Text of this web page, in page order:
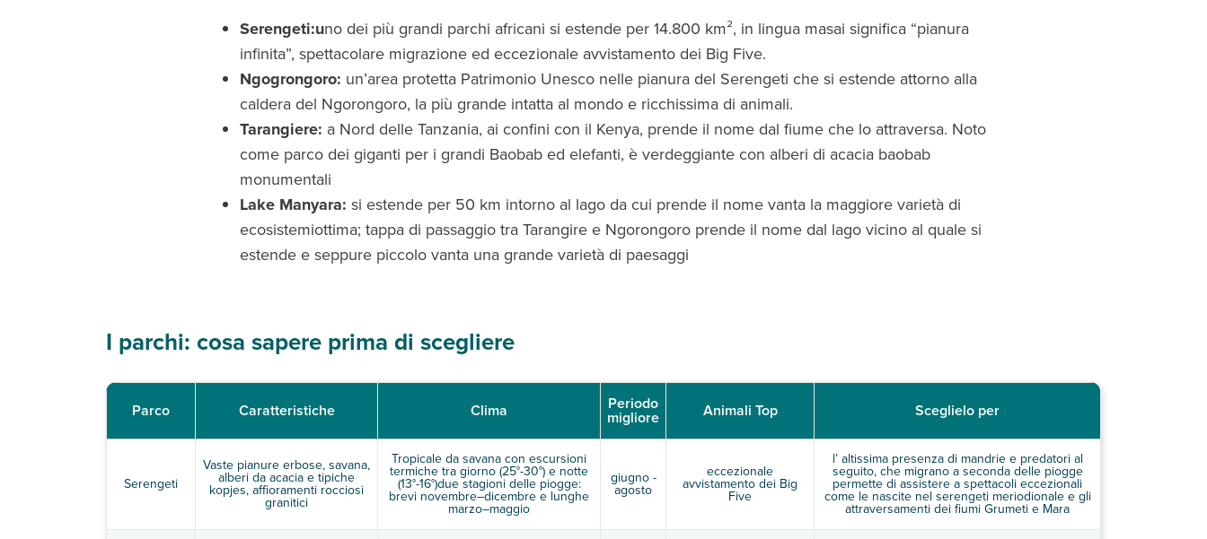
Serengeti:uno dei più grandi parchi africani si estende per 14.800 km², in lingua masai significa “pianura
infinita”, spettacolare migrazione ed eccezionale avvistamento dei Big Five.
Ngogrongoro: un’area protetta Patrimonio Unesco nelle pianura del Serengeti che si estende attorno alla
caldera del Ngorongoro, la più grande intatta al mondo e ricchissima di animali.
Tarangiere: a Nord delle Tanzania, ai confini con il Kenya, prende il nome dal fiume che lo attraversa. Noto
come parco dei giganti per i grandi Baobab ed elefanti, è verdeggiante con alberi di acacia baobab
monumentali
Lake Manyara: si estende per 50 km intorno al lago da cui prende il nome vanta la maggiore varietà di
ecosistemiottima; tappa di passaggio tra Tarangire e Ngorongoro prende il nome dal lago vicino al quale si
estende e seppure piccolo vanta una grande varietà di paesaggi
I parchi: cosa sapere prima di scegliere
Parco Caratteristiche Clima Periodo
migliore Animali Top Sceglielo per
Serengeti
Vaste pianure erbose, savana,
alberi da acacia e tipiche
kopjes, affioramenti rocciosi
granitici
Tropicale da savana con escursioni
termiche tra giorno (25°-30°) e notte
(13°-16°)due stagioni delle piogge:
brevi novembre–dicembre e lunghe
marzo–maggio
giugno -
agosto
eccezionale
avvistamento dei Big
Five
l’ altissima presenza di mandrie e predatori al
seguito, che migrano a seconda delle piogge
permette di assistere a spettacoli eccezionali
come le nascite nel serengeti meriodionale e gli
attraversamenti dei fiumi Grumeti e Mara